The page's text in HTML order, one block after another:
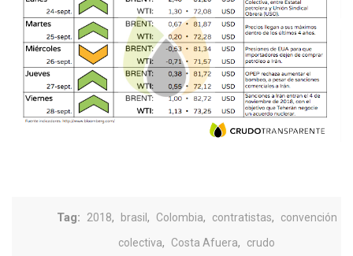
Tag: 2018, brasil, Colombia, contratistas,
convención
colectiva, Costa Afuera,
crudo